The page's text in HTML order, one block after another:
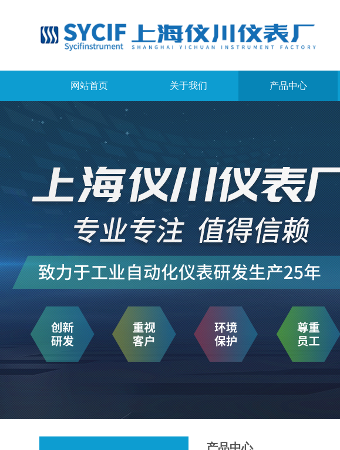
网站首页 关于我们 产品中心